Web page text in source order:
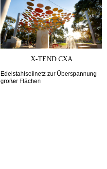
X-TEND CXA
Edelstahlseilnetz zur Überspannung
großer Flächen